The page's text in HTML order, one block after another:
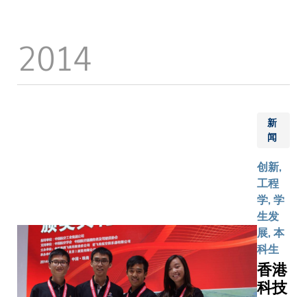
质的核
程，大
学今日
三届卓
越核心
课程奖
颁奖典
礼，表
扬优秀
的核心
课程。
2014
新
闻
创新,
工程
学, 学
生发
展, 本
科生
香港
科技